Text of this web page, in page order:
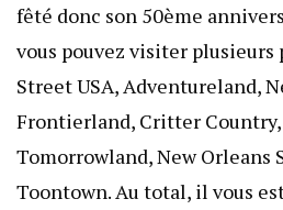
fêté donc son 50ème
vous pouvez visiter plusieurs
Street USA, Adventureland,
Frontierland, Critter Country,
Tomorrowland, New Orleans
Toontown. Au total, il vous